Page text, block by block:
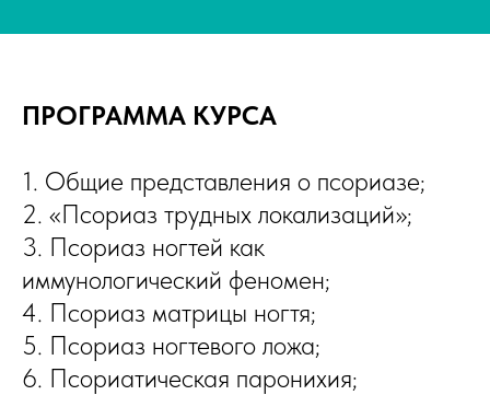
ПРОГРАММА КУРСА
1. Общие представления о псориазе;
2. «Псориаз трудных локализаций»;
3. Псориаз ногтей как
иммунологический феномен;
4. Псориаз матрицы ногтя;
5. Псориаз ногтевого ложа;
6. Псориатическая паронихия;